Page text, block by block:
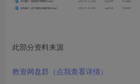
此部分资料来源
教资网盘群（点我查看详情）